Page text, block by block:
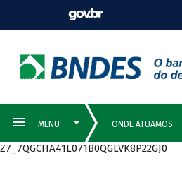
Z7_7QGCHA41L071B0QGLVK8P22GJ0